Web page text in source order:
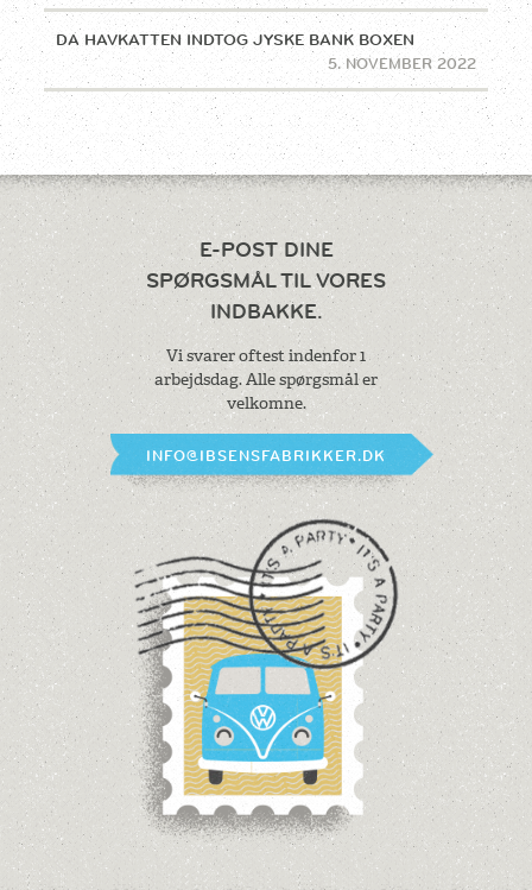
DA HAVKATTEN INDTOG JYSKE BANK BOXEN
5. NOVEMBER 2022
E-POST DINE
SPØRGSMÅLTIL VORES
INDBAKKE.
Vi svarer oftest indenfor 1
arbejdsdag.Alle spørgsmål er
velkomne.
INFO@IBSENSFABRIKKER.DK